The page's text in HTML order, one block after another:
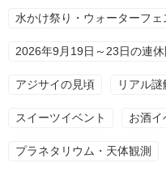
水かけ祭り・ウォーターフェ
2026年9月19日～23日の連休
アジサイの見頃 リアル
スイーツイベント お酒イ
プラネタリウム・天体観測